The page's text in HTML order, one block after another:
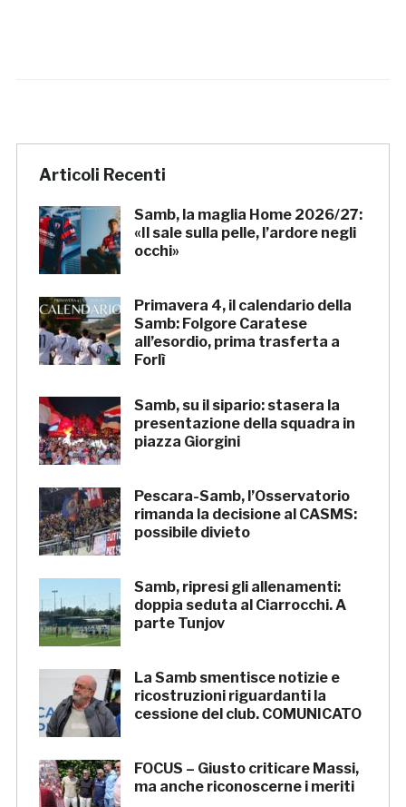
Articoli Recenti
Samb, la maglia Home 2026/27:
«Il sale sulla pelle, l’ardore negli
occhi»
Primavera 4, il calendario della
Samb: Folgore Caratese
all’esordio, prima trasferta a
Forlì
Samb, su il sipario: stasera la
presentazione della squadra in
piazza Giorgini
Pescara-Samb, l’Osservatorio
rimanda la decisione al CASMS:
possibile divieto
Samb, ripresi gli allenamenti:
doppia seduta al Ciarrocchi. A
parte Tunjov
La Samb smentisce notizie e
ricostruzioni riguardanti la
cessione del club. COMUNICATO
FOCUS – Giusto criticare Massi,
ma anche riconoscerne i meriti